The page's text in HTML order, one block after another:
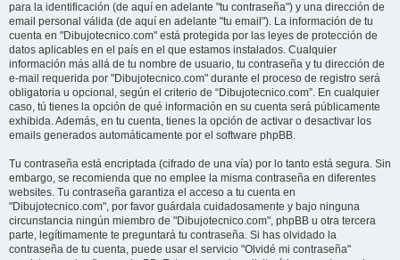
para la identificación (de aquí en adelante "tu contraseña") y una dirección de
email personal válida (de aquí en adelante "tu email"). La información de tu
cuenta en "Dibujotecnico.com" está protegida por las leyes de protección de
datos aplicables en el país en el que estamos instalados. Cualquier
información más allá de tu nombre de usuario, tu contraseña y tu dirección de
e-mail requerida por "Dibujotecnico.com" durante el proceso de registro será
obligatoria u opcional, según el criterio de “Dibujotecnico.com”. En cualquier
caso, tú tienes la opción de qué información en su cuenta será públicamente
exhibida. Además, en tu cuenta, tienes la opción de activar o desactivar los
emails generados automáticamente por el software phpBB.
Tu contraseña está encriptada (cifrado de una vía) por lo tanto está segura. Sin
embargo, se recomienda que no emplee la misma contraseña en diferentes
websites. Tu contraseña garantiza el acceso a tu cuenta en
"Dibujotecnico.com", por favor guárdala cuidadosamente y bajo ninguna
circunstancia ningún miembro de "Dibujotecnico.com", phpBB u otra tercera
parte, legítimamente te preguntará tu contraseña. Si has olvidado la
contraseña de tu cuenta, puede usar el servicio "Olvidé mi contraseña"